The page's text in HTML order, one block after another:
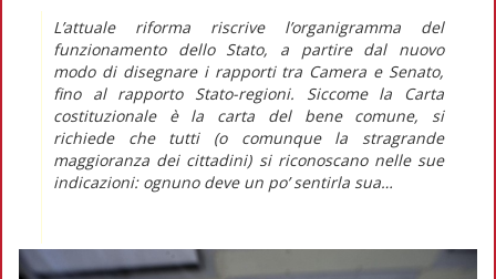
L’attuale riforma riscrive l’organigramma del
funzionamento dello Stato, a partire dal nuovo
modo di disegnare i rapporti tra Camera e Senato,
fino al rapporto Stato-regioni. Siccome la Carta
costituzionale è la carta del bene comune, si
richiede che tutti (o comunque la stragrande
maggioranza dei cittadini) si riconoscano nelle sue
indicazioni: ognuno deve un po’ sentirla sua…